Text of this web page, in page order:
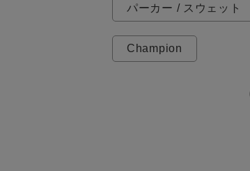
パーカー / スウェット
Champion